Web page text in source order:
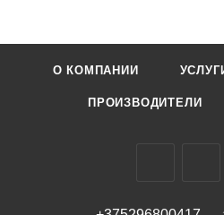
О КОМПАНИИ
ПРОИЗВОДИТЕЛИ